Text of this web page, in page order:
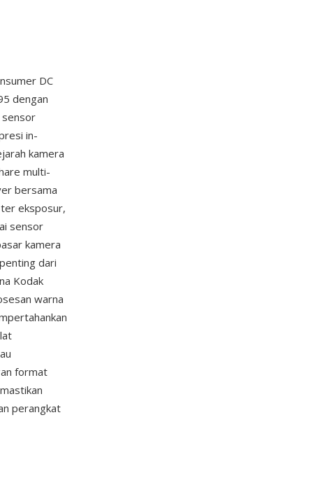
DC
dengan
sensor
in-
kamera
multi-
bersama
eksposur,
sensor
kamera
dari
Kodak
warna
format
perangkat